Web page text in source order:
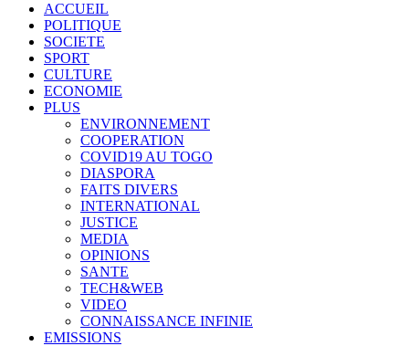
ACCUEIL
POLITIQUE
SOCIETE
SPORT
CULTURE
ECONOMIE
PLUS
ENVIRONNEMENT
COOPERATION
COVID19 AU TOGO
DIASPORA
FAITS DIVERS
INTERNATIONAL
JUSTICE
MEDIA
OPINIONS
SANTE
TECH&WEB
VIDEO
CONNAISSANCE INFINIE
EMISSIONS